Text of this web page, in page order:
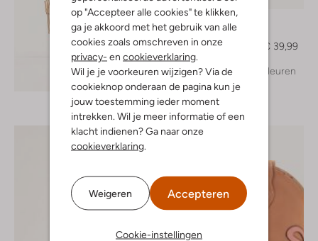
op "Accepteer alle cookies" te klikken,
ga je akkoord met het gebruik van alle
cookies zoals omschreven in onze
privacy- en cookieverklaring.
Wil je je voorkeuren wijzigen? Via de
cookieknop onderaan de pagina kun je
jouw toestemming ieder moment
intrekken. Wil je meer informatie of een
klacht indienen? Ga naar onze
cookieverklaring.
Weigeren Accepteren
Cookie-instellingen
Ontdek de look
Mayoral
Top
€ 39,99
+ meer kleuren